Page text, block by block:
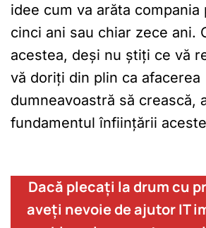
idee cum va arăta compania
cinci ani sau chiar zece ani.
acestea, deși nu știți ce vă
vă doriți din plin ca afacerea
dumneavoastră să crească,
fundamentul înființării
Dacă plecați la drum cu
aveți nevoie de ajutor IT